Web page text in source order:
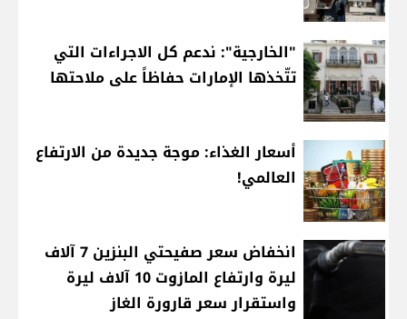
"الخارجية": ندعم كل الاجراءات التي
تتّخذها الإمارات حفاظاً على ملاحتها
أسعار الغذاء: موجة جديدة من الارتفاع
العالمي!
انخفاض سعر صفيحتي البنزين 7 آلاف
ليرة وارتفاع المازوت 10 آلاف ليرة
واستقرار سعر قارورة الغاز